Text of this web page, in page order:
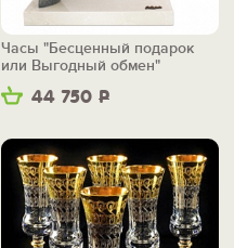
44 750 Р
Часы "Бесценный подарок
или Выгодный обмен"